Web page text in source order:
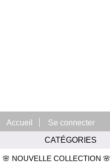
Accueil
Se connecter
CATÉGORIES
🌸 NOUVELLE COLLECTION 🌸